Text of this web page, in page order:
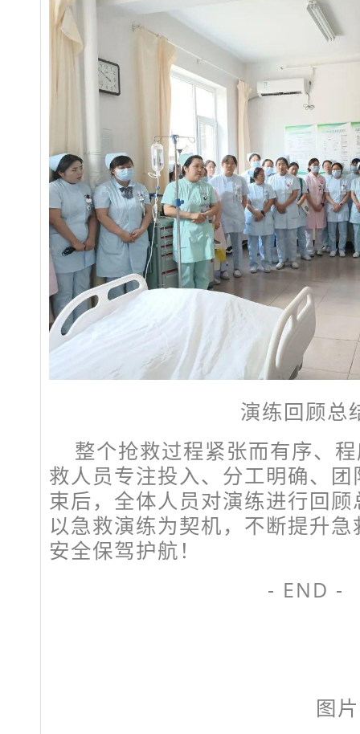
演练回顾总
整个抢救过程紧张而有序、
救人员专注投入、分工明确、
束后，全体人员对演练进行回
以急救演练为契机，不断提升
安全保驾护航！
- END -
图